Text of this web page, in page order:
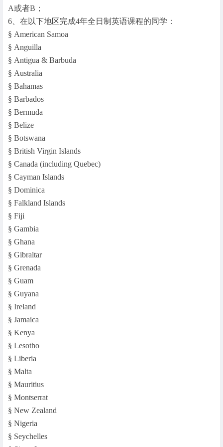
A或者B；
6、在以下地区完成4年全日制英语课程的同学：
§ American Samoa
§ Anguilla
§ Antigua & Barbuda
§ Australia
§ Bahamas
§ Barbados
§ Bermuda
§ Belize
§ Botswana
§ British Virgin Islands
§ Canada (including Quebec)
§ Cayman Islands
§ Dominica
§ Falkland Islands
§ Fiji
§ Gambia
§ Ghana
§ Gibraltar
§ Grenada
§ Guam
§ Guyana
§ Ireland
§ Jamaica
§ Kenya
§ Lesotho
§ Liberia
§ Malta
§ Mauritius
§ Montserrat
§ New Zealand
§ Nigeria
§ Seychelles